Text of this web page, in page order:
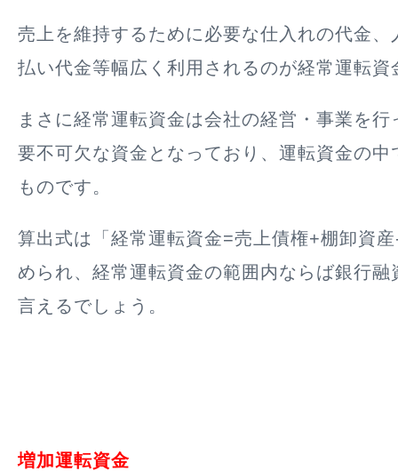
売上を維持するために必要な仕入れの代金、
払い代金等幅広く利用されるのが経常運転資
まさに経常運転資金は会社の経営・事業を
要不可欠な資金となっており、運転資金の中
ものです。
算出式は
「経常運転資金=売上債権+棚卸資
められ、経常運転資金の範囲内ならば銀行融
言えるでしょう。
増加運転資金